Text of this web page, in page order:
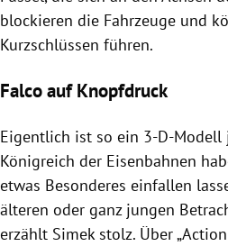
blockieren die Fahrzeuge und
Kurzschlüssen führen.
Falco auf Knopfdruck
Eigentlich ist so ein 3-D-
Königreich der Eisenbahnen
etwas Besonderes einfallen
älteren oder ganz jungen
erzählt Simek stolz. Über